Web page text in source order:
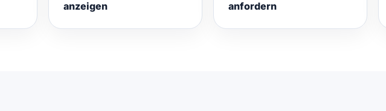
anzeigen
anfordern